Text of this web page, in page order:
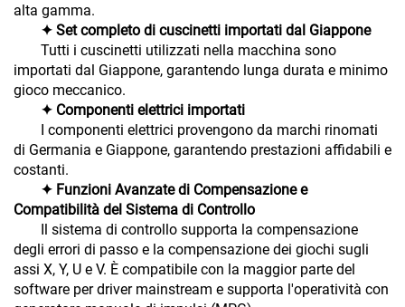
alta gamma.
✦ Set completo di cuscinetti importati dal Giappone
Tutti i cuscinetti utilizzati nella macchina sono
importati dal Giappone, garantendo lunga durata e minimo
gioco meccanico.
✦ Componenti elettrici importati
I componenti elettrici provengono da marchi rinomati
di Germania e Giappone, garantendo prestazioni affidabili e
costanti.
✦ Funzioni Avanzate di Compensazione e
Compatibilità del Sistema di Controllo
Il sistema di controllo supporta la compensazione
degli errori di passo e la compensazione dei giochi sugli
assi X, Y, U e V. È compatibile con la maggior parte del
software per driver mainstream e supporta l'operatività con